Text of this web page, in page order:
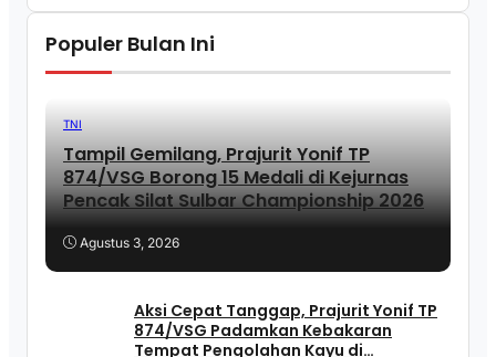
Populer Bulan Ini
TNI
Tampil Gemilang, Prajurit Yonif TP
874/VSG Borong 15 Medali di Kejurnas
Pencak Silat Sulbar Championship 2026
Agustus 3, 2026
Aksi Cepat Tanggap, Prajurit Yonif TP
874/VSG Padamkan Kebakaran
Tempat Pengolahan Kayu di